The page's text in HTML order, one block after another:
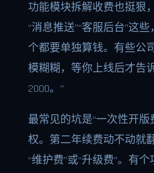
功能模块拆解收费也挺狠
“消息推送”“客服后台”这
个都要单独算钱。有些公
模糊糊，等你上线后才告
2000。”
最常见的坑是“一次性开版
权。第二年续费动不动就
“维护费”或“升级费”。有